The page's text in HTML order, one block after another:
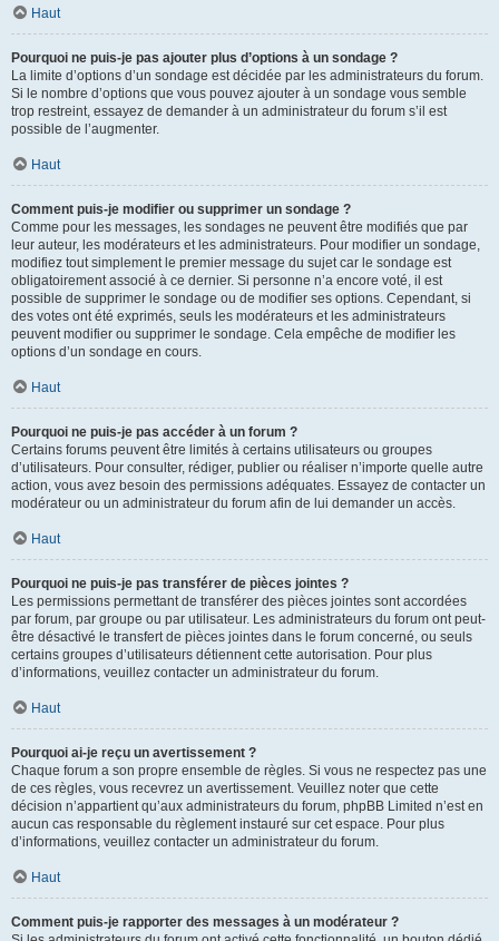
Haut
Pourquoi ne puis-je pas ajouter plus d’options à un sondage ?
La limite d’options d’un sondage est décidée par les administrateurs du forum.
Si le nombre d’options que vous pouvez ajouter à un sondage vous semble
trop restreint, essayez de demander à un administrateur du forum s’il est
possible de l’augmenter.
Haut
Comment puis-je modifier ou supprimer un sondage ?
Comme pour les messages, les sondages ne peuvent être modifiés que par
leur auteur, les modérateurs et les administrateurs. Pour modifier un sondage,
modifiez tout simplement le premier message du sujet car le sondage est
obligatoirement associé à ce dernier. Si personne n’a encore voté, il est
possible de supprimer le sondage ou de modifier ses options. Cependant, si
des votes ont été exprimés, seuls les modérateurs et les administrateurs
peuvent modifier ou supprimer le sondage. Cela empêche de modifier les
options d’un sondage en cours.
Haut
Pourquoi ne puis-je pas accéder à un forum ?
Certains forums peuvent être limités à certains utilisateurs ou groupes
d’utilisateurs. Pour consulter, rédiger, publier ou réaliser n’importe quelle autre
action, vous avez besoin des permissions adéquates. Essayez de contacter un
modérateur ou un administrateur du forum afin de lui demander un accès.
Haut
Pourquoi ne puis-je pas transférer de pièces jointes ?
Les permissions permettant de transférer des pièces jointes sont accordées
par forum, par groupe ou par utilisateur. Les administrateurs du forum ont peut-
être désactivé le transfert de pièces jointes dans le forum concerné, ou seuls
certains groupes d’utilisateurs détiennent cette autorisation. Pour plus
d’informations, veuillez contacter un administrateur du forum.
Haut
Pourquoi ai-je reçu un avertissement ?
Chaque forum a son propre ensemble de règles. Si vous ne respectez pas une
de ces règles, vous recevrez un avertissement. Veuillez noter que cette
décision n’appartient qu’aux administrateurs du forum, phpBB Limited n’est en
aucun cas responsable du règlement instauré sur cet espace. Pour plus
d’informations, veuillez contacter un administrateur du forum.
Haut
Comment puis-je rapporter des messages à un modérateur ?